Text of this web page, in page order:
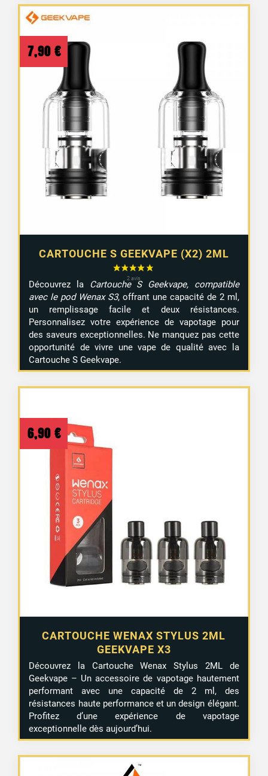
CARTOUCHE S GEEKVAPE (X2) 2ML
7,90 €
Découvrez la Cartouche S Geekvape, compatible
avec le pod Wenax S3, offrant une capacité de 2 ml,
un remplissage facile et deux résistances.
Personnalisez votre expérience de vapotage pour
des saveurs exceptionnelles. Ne manquez pas cette
opportunité de vivre une vape de qualité avec la
Cartouche S Geekvape.
CARTOUCHE WENAX STYLUS 2ML
GEEKVAPE X3
6,90 €
Découvrez la Cartouche Wenax Stylus 2ML de
Geekvape – Un accessoire de vapotage hautement
performant avec une capacité de 2 ml, des
résistances haute performance et un design élégant.
Profitez d’une expérience de vapotage
exceptionnelle dès aujourd’hui.